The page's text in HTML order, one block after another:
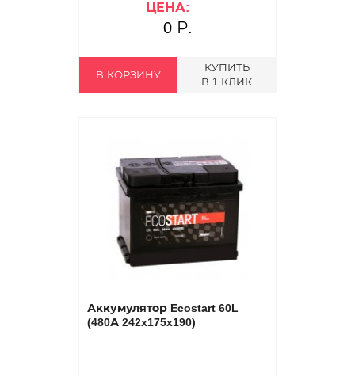
ЦЕНА:
0 Р.
В КОРЗИНУ
КУПИТЬ
В 1 КЛИК
Аккумулятор Ecostart 60L
(480А 242x175x190)